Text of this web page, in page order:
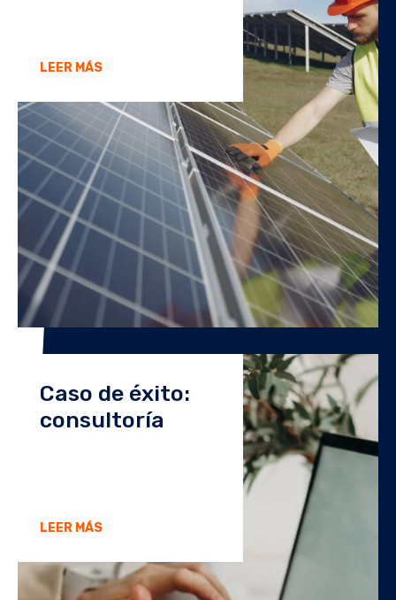
LEER MÁS
Caso de éxito:
consultoría
LEER MÁS